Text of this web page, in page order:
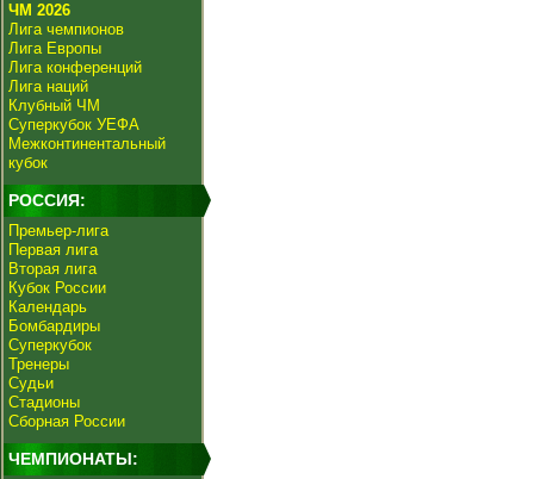
ЧМ 2026
Лига чемпионов
Лига Европы
Лига конференций
Лига наций
Клубный ЧМ
Суперкубок УЕФА
Межконтинентальный
кубок
РОССИЯ:
Премьер-лига
Первая лига
Вторая лига
Кубок России
Календарь
Бомбардиры
Суперкубок
Тренеры
Судьи
Стадионы
Сборная России
ЧЕМПИОНАТЫ: